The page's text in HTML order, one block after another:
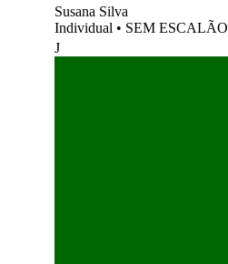
Susana Silva
Individual • SEM ESCALÃO
J